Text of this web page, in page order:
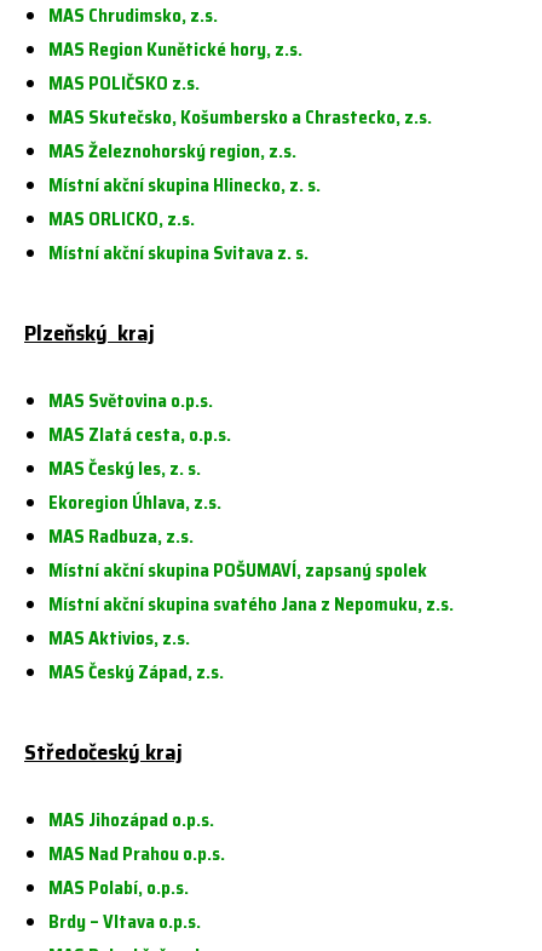
MAS Chrudimsko, z.s.
MAS Region Kunětické hory, z.s.
MAS POLIČSKO z.s.
MAS Skutečsko, Košumbersko a Chrastecko, z.s.
MAS Železnohorský region, z.s.
Místní akční skupina Hlinecko, z. s.
MAS ORLICKO, z.s.
Místní akční skupina Svitava z. s.
Plzeňský kraj
MAS Světovina o.p.s.
MAS Zlatá cesta, o.p.s.
MAS Český les, z. s.
Ekoregion Úhlava, z.s.
MAS Radbuza, z.s.
Místní akční skupina POŠUMAVÍ, zapsaný spolek
Místní akční skupina svatého Jana z Nepomuku, z.s.
MAS Aktivios, z.s.
MAS Český Západ, z.s.
Středočeský kraj
MAS Jihozápad o.p.s.
MAS Nad Prahou o.p.s.
MAS Polabí, o.p.s.
Brdy – Vltava o.p.s.